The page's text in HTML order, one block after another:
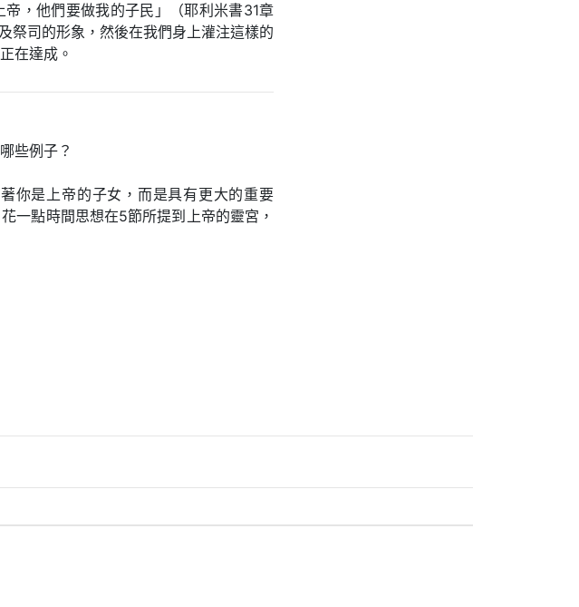
，他們要做我的子民」（耶利米書31章
祭司的形象，然後在我們身上灌注這樣的
在達成。
些例子？
你是上帝的子女，而是具有更大的重要
一點時間思想在5節所提到上帝的靈宮，